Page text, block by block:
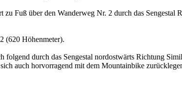
zu Fuß über den Wanderweg Nr. 2 durch das
(620 Höhenmeter).
folgend durch das Sengestal nordostwärts Richtung
auch horvorragend mit dem Mountainbike